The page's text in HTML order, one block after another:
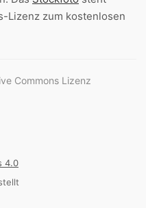
Lizenz zum kostenlosen
Commons Lizenz
4.0